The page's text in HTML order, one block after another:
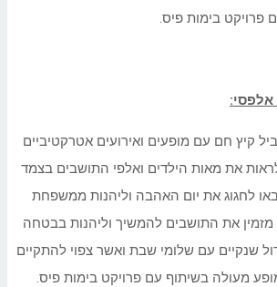
פרויקט בימות פיס.
אלפסי:
קיץ חם עם מופעים ואירועים אטרקטיביים
את מאות הילדים ואלפי התושבים בצמד
לחגוג את יום האהבה וליהנות ממשפחת
מזמין את התושבים להמשיך וליהנות בבטחה
שנקיים עם שלומי שבת ואשר צפוי להתקיים
באמפי ב- 22.8. מופע מעולה בשיתוף עם פרויקט בימות פיס.